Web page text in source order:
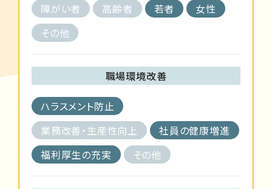
障がい者 高齢者 若者
女性
その他
職場環境改善
ハラスメント防止
業務改善・生産性向上
社員の健康増進
福利厚生の充実
その他